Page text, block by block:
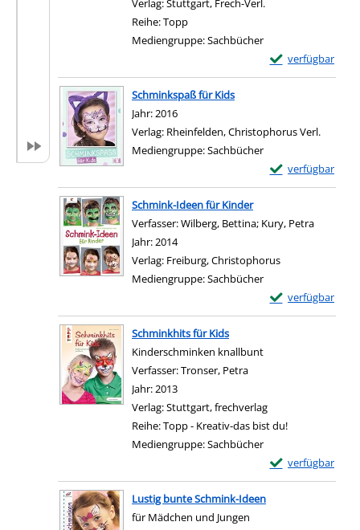
Verlag:Stuttgart, Frech-Verl.
Reihe:Topp
Mediengruppe:Sachbücher
verfügbar
Exemplar-
Zum Download
Schminkspaß für Kids
Suche nach diesem Verfasser
Jahr:2016
Verlag: Rheinfelden, Christophorus Verl.
Mediengruppe:Sachbücher
verfügbar
Exemplar-Details
Zum Download
Schmink-Ideen für Kinder
Verfasser:Wilberg, Bettina; Kury, Petra
Jahr:2014
Verlag: Freiburg, Christophorus
Mediengruppe:Sachbücher
verfügbar
Exemplar-Details
Zum Download
Schminkhits für Kids
Kinderschminken knallbunt
Verfasser:Tronser, Petra
Jahr:2013
Verlag:Stuttgart, frechverlag
Reihe:Topp - Kreativ-das bist du!
Mediengruppe:Sachbücher
verfügbar
Exemplar-Details
Zum Download
Lustig bunte Schmink-Ideen
für Mädchen und Jungen